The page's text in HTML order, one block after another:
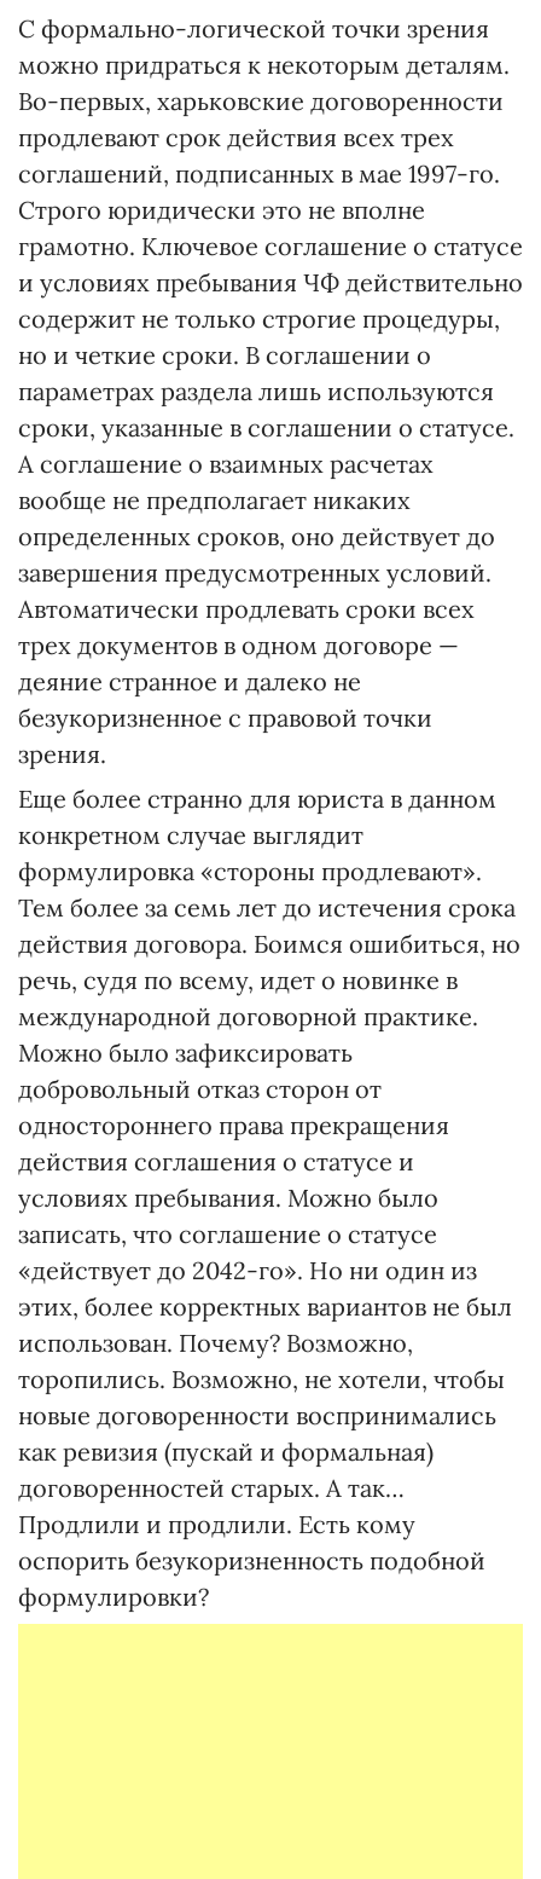
С формально-логической точки зрения
можно придраться к некоторым деталям.
Во-первых, харьковские договоренности
продлевают срок действия всех трех
соглашений, подписанных в мае 1997-го.
Строго юридически это не вполне
грамотно. Ключевое соглашение о статусе
и условиях пребывания ЧФ действительно
содержит не только строгие процедуры,
но и четкие сроки. В соглашении о
параметрах раздела лишь используются
сроки, указанные в соглашении о статусе.
А соглашение о взаимных расчетах
вообще не предполагает никаких
определенных сроков, оно действует до
завершения предусмотренных условий.
Автоматически продлевать сроки всех
трех документов в одном договоре —
деяние странное и далеко не
безукоризненное с правовой точки
зрения.
Еще более странно для юриста в данном
конкретном случае выглядит
формулировка «стороны продлевают».
Тем более за семь лет до истечения срока
действия договора. Боимся ошибиться, но
речь, судя по всему, идет о новинке в
международной договорной практике.
Можно было зафиксировать
добровольный отказ сторон от
одностороннего права прекращения
действия соглашения о статусе и
условиях пребывания. Можно было
записать, что соглашение о статусе
«действует до 2042-го». Но ни один из
этих, более корректных вариантов не был
использован. Почему? Возможно,
торопились. Возможно, не хотели, чтобы
новые договоренности воспринимались
как ревизия (пускай и формальная)
договоренностей старых. А так…
Продлили и продлили. Есть кому
оспорить безукоризненность подобной
формулировки?